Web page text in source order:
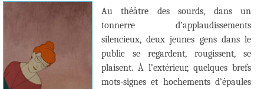
Au théâtre des sourds, dans un
tonnerre d’applaudissements
silencieux, deux jeunes gens dans le
public se regardent, rougissent, se
plaisent. À l’extérieur, quelques brefs
mots-signes et hochements d’épaules